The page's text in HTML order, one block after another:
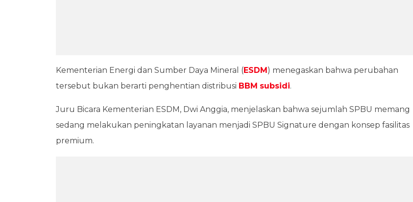
Kementerian Energi dan Sumber Daya Mineral (ESDM) menegaskan bahwa perubahan
tersebut bukan berarti penghentian distribusi BBM subsidi.
Juru Bicara Kementerian ESDM, Dwi Anggia, menjelaskan bahwa sejumlah SPBU memang
sedang melakukan peningkatan layanan menjadi SPBU Signature dengan konsep fasilitas
premium.